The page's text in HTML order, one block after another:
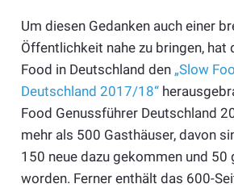
Um diesen Gedanken auch einer
Öffentlichkeit nahe zu bringen, hat
Food in Deutschland den„Slow
Deutschland 2017/18“
Food Genussführer Deutschland
mehr als 500 Gasthäuser, davon
150 neue dazu gekommen und 50
worden. Ferner enthält das 600-